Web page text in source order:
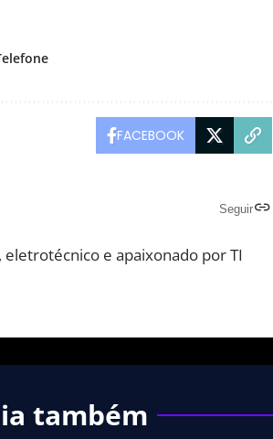
FACEBOOK
Seguir
e apaixonado por TI
também